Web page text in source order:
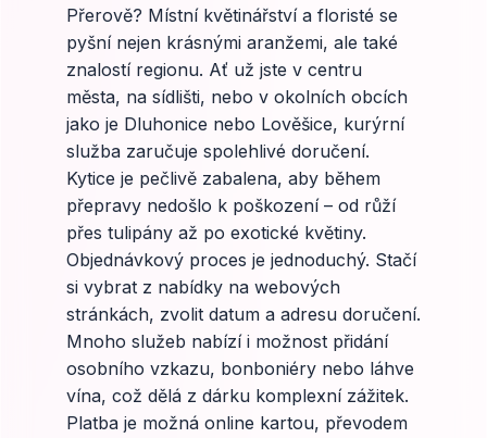
Přerově? Místní květinářství a floristé se
pyšní nejen krásnými aranžemi, ale také
znalostí regionu. Ať už jste v centru
města, na sídlišti, nebo v okolních obcích
jako je Dluhonice nebo Lověšice, kurýrní
služba zaručuje spolehlivé doručení.
Kytice je pečlivě zabalena, aby během
přepravy nedošlo k poškození – od růží
přes tulipány až po exotické květiny.
Objednávkový proces je jednoduchý. Stačí
si vybrat z nabídky na webových
stránkách, zvolit datum a adresu doručení.
Mnoho služeb nabízí i možnost přidání
osobního vzkazu, bonboniéry nebo láhve
vína, což dělá z dárku komplexní zážitek.
Platba je možná online kartou, převodem